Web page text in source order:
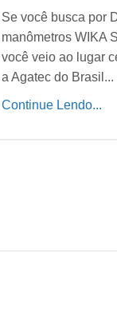
Se você busca por
manômetros WIKA
você veio ao lugar
a Agatec do Brasil...
Continue Lendo...